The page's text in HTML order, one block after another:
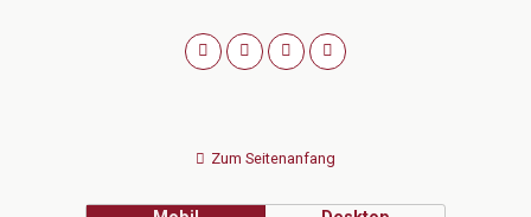
Zum Seitenanfang